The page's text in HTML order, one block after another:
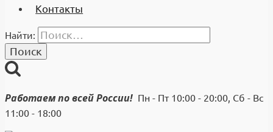
Контакты
Найти:
Работаем по всей России! Пн - Пт 10:00 - 20:00, Сб - Вс
11:00 - 18:00